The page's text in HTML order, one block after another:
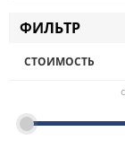
ФИЛЬТР
СТОИМОСТЬ